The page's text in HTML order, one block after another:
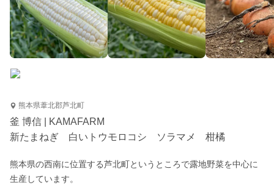
熊本県葦北郡芦北町
釜 博信 | KAMAFARM
新たまねぎ 白いトウモロコシ ソラマメ 柑橘
熊本県の西南に位置する芦北町というところで露地野菜を中心に
生産しています。